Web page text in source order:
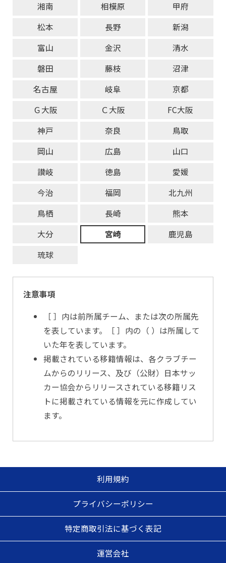
湘南
相模原
甲府
松本
長野
新潟
富山
金沢
清水
磐田
藤枝
沼津
名古屋
岐阜
京都
Ｇ大阪
Ｃ大阪
FC大阪
神戸
奈良
鳥取
岡山
広島
山口
讃岐
徳島
愛媛
今治
福岡
北九州
鳥栖
長崎
熊本
大分
宮崎
鹿児島
琉球
注意事項
［ ］内は前所属チーム、または次の所属先
を表しています。［ ］内の（ ）は所属して
いた年を表しています。
掲載されている移籍情報は、各クラブチー
ムからのリリース、及び（公財）日本サッ
カー協会からリリースされている移籍リス
トに掲載されている情報を元に作成してい
ます。
利用規約
プライバシーポリシー
特定商取引法に基づく表記
運営会社